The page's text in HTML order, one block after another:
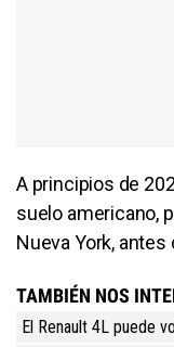
A principios de
suelo americano,
Nueva York,
TAMBIÉN NOS
El Renault 4L puede